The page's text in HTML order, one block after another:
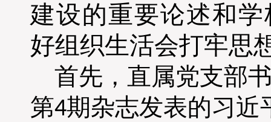
建设的重要论述和
好组织生活会打牢思
首先，直属党支部
第4期杂志发表的习近